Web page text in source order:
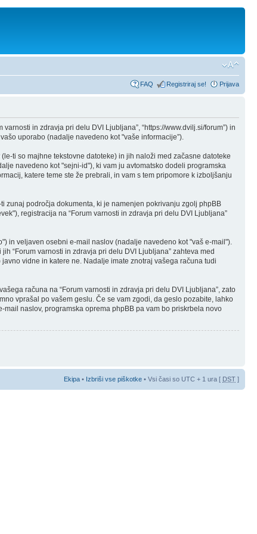
FAQ Registriraj se! Prijava
in zdravja pri delu DVI Ljubljana”, “https://www.dvilj.si/forum”) in
uporabo (nadalje navedeno kot "vaše informacije”).
ti so majhne tekstovne datoteke) in jih naloži med začasne datoteke
navedeno kot "sejni-id"), ki vam ju avtomatsko dodeli programska
katere teme ste že prebrali, in vam s tem pripomore k izboljšanju
zunaj področja dokumenta, ki je namenjen pokrivanju zgolj phpBB
registracija na “Forum varnosti in zdravja pri delu DVI Ljubljana”
in veljaven osebni e-mail naslov (nadalje navedeno kot "vaš e-mail").
“Forum varnosti in zdravja pri delu DVI Ljubljana” zahteva med
vidne in katere ne. Nadalje imate znotraj vašega računa tudi
računa na “Forum varnosti in zdravja pri delu DVI Ljubljana”, zato
vprašal po vašem geslu. Če se vam zgodi, da geslo pozabite, lahko
naslov, programska oprema phpBB pa vam bo priskrbela novo
Ekipa • Izbriši vse piškotke • Vsi časi so UTC + 1 ura [ DST ]